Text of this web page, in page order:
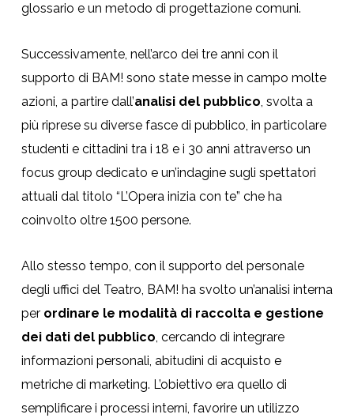
glossario e un metodo di progettazione comuni.
Successivamente, nell’arco dei tre anni con il
supporto di BAM! sono state messe in campo molte
azioni, a partire dall’analisi del pubblico, svolta a
più riprese su diverse fasce di pubblico, in particolare
studenti e cittadini tra i 18 e i 30 anni attraverso un
focus group dedicato e un’indagine sugli spettatori
attuali dal titolo “L’Opera inizia con te” che ha
coinvolto oltre 1500 persone.
Allo stesso tempo, con il supporto del personale
degli uffici del Teatro, BAM! ha svolto un’analisi interna
per ordinare le modalità di raccolta e gestione
dei dati del pubblico, cercando di integrare
informazioni personali, abitudini di acquisto e
metriche di marketing. L’obiettivo era quello di
semplificare i processi interni, favorire un utilizzo